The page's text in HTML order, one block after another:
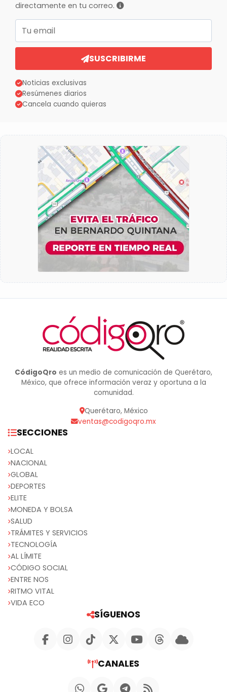
directamente en tu correo.
Correo electrónico
SUSCRIBIRME
Noticias exclusivas
Resúmenes diarios
Cancela cuando quieras
CódigoQro es un medio de comunicación de Querétaro,
México, que ofrece información veraz y oportuna a la
comunidad.
Querétaro, México
ventas@codigoqro.mx
SECCIONES
LOCAL
NACIONAL
GLOBAL
DEPORTES
ELITE
MONEDA Y BOLSA
SALUD
TRÁMITES Y SERVICIOS
TECNOLOGÍA
AL LÍMITE
CÓDIGO SOCIAL
ENTRE NOS
RITMO VITAL
VIDA ECO
SÍGUENOS
CANALES